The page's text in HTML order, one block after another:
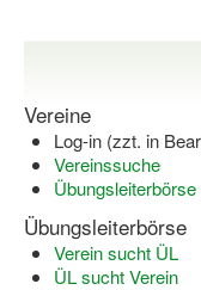
Sport vor Ort
Integration durch
NRW bewegt
Bewegt zu Hause
Vereine
Log-in (zzt. in
Vereinssuche
Übungsleiterbörse
Übungsleiterbörse
Verein sucht ÜL
ÜL sucht Verein